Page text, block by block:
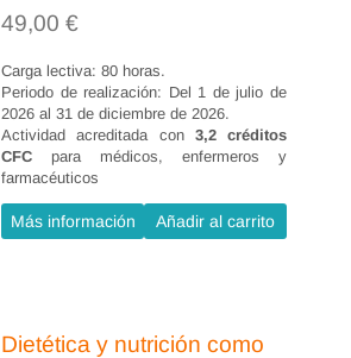
49,00 €
Carga lectiva: 80 horas.
Periodo de realización: Del 1 de julio de
2026 al 31 de diciembre de 2026.
Actividad acreditada con3,2 créditos
CFC para médicos, enfermeros y
farmacéuticos
Más información Añadir al carrito
Dietética y nutrición como